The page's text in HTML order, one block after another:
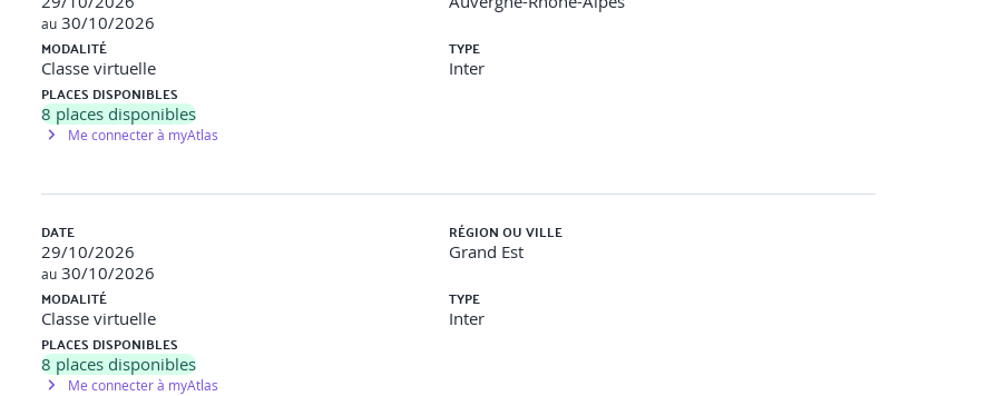
BLE (Bluetooth Low Energy), NFC (Near Field Communication
à distance
connectés
au 30/10/2026
MODALITÉ
Classe virtuelle
TYPE
Inter
PLACES DISPONIBLES
8 places disponibles
Me connecter à myAtlas
DATE
29/10/2026
au 30/10/2026
RÉGION OU VILLE
Grand Est
MODALITÉ
Classe virtuelle
TYPE
Inter
PLACES DISPONIBLES
8 places disponibles
Me connecter à myAtlas